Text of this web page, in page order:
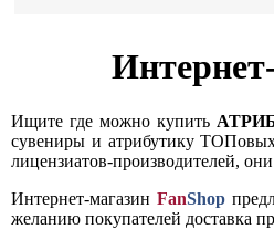
Ищите где можно купить
сувениры и атрибутику
лицензиатов-производителей,
Интернет-магазин FanShop
желанию покупателей доставка